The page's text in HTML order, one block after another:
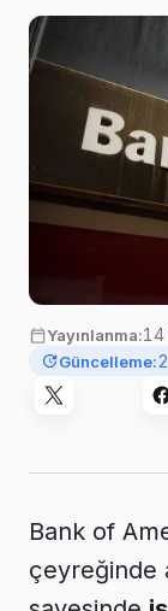
Yayınlanma:14
Güncelleme:
Bank of
çeyreğinde